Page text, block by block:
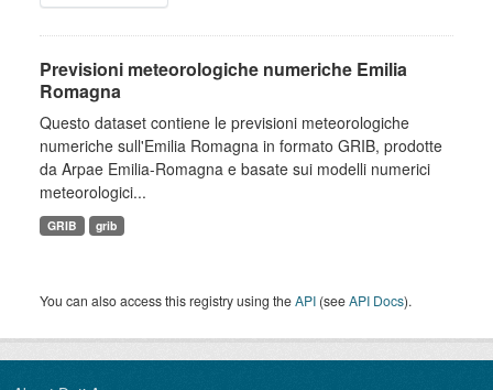
Previsioni meteorologiche numeriche Emilia
Romagna
Questo dataset contiene le previsioni meteorologiche
numeriche sull'Emilia Romagna in formato GRIB, prodotte
da Arpae Emilia-Romagna e basate sui modelli numerici
meteorologici...
GRIB grib
You can also access this registry using theAPI (seeAPI Docs).